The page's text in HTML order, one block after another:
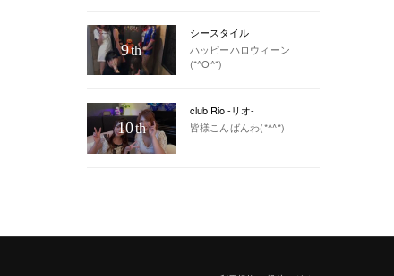
9th
シースタイル
ハッピーハロウィーン
(*^O^*)
10th
club Rio -リオ-
皆様こんばんわ(*^^*)